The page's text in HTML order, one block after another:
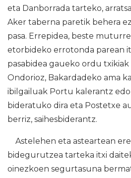
eta Danborrada tarteko,
Aker taberna paretik behera
pasa. Errepidea, beste
etorbideko errotonda parean
pasabidea gaueko ordu
Ondorioz, Bakardadeko ama
ibilgailuak Portu kalerantz
bideratuko dira eta Postetxe
berriz, saihesbiderantz.
Astelehen eta asteartean
bidegurutzea tarteka itxi
oinezkoen segurtasuna